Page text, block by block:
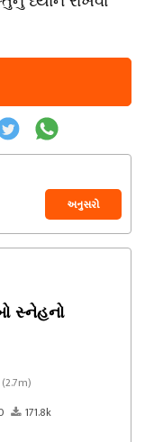
અનુસરો
સ્નેહનો
(2.7m)
171.8k